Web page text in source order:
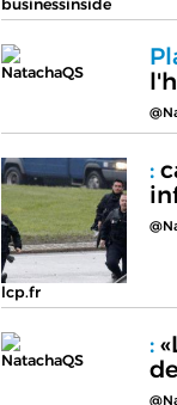
businessinside
NatachaQS
lcp.fr
:
NatachaQS
: